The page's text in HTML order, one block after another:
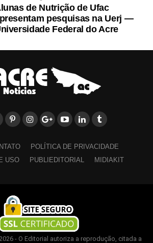
de Nutrição de Ufac
pesquisas na Uerj —
Federal do Acre
POLÍTICA DE PRIVACIDADE
USO
PUBLIEDITORIAL MIDIAKIT
- O Editorial autoriza a reprodução, citada a